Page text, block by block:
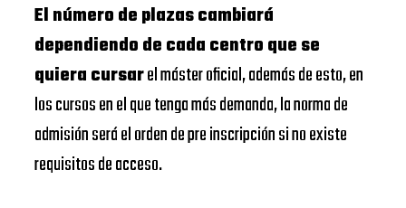
El número de plazas cambiará
dependiendo de cada centro que se
quiera cursarel máster oficial, además de esto, en
los cursos en el que tenga más demanda, la norma de
admisión será el orden de pre inscripción si no existe
requisitos de acceso.